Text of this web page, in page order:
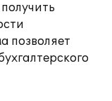
позволяет